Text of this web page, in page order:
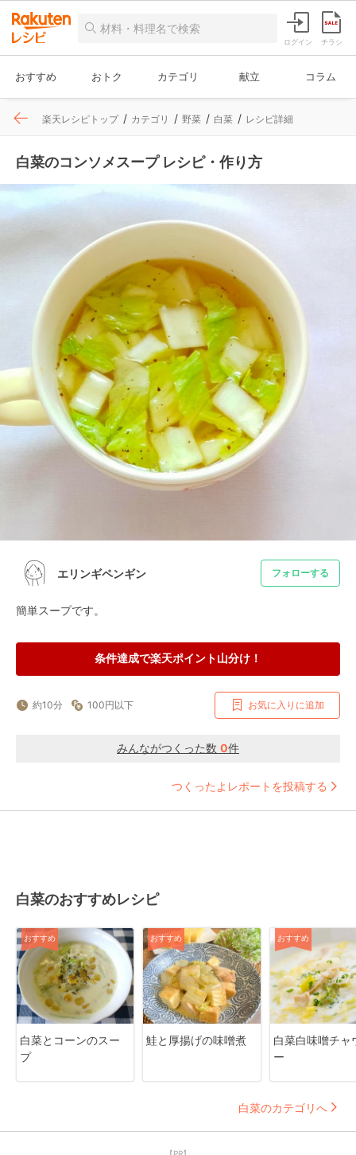
ログイン チラシ
おすすめ おトク カテゴリ 献立 コラム
楽天レシピトップ カテゴリ 野菜 白菜 レシピ詳細
白菜のコンソメスープ レシピ・作り方
エリンギペンギン フォローする
簡単スープです。
条件達成で楽天ポイント山分け！
約10分 100円以下 お気に入りに追加
みんながつくった数 0件
つくったよレポートを投稿する
白菜のおすすめレシピ
おすすめ
白菜とコーンのスー
プ
おすすめ
鮭と厚揚げの味噌煮
おすすめ
白菜白味噌チャ
ー
白菜のカテゴリへ